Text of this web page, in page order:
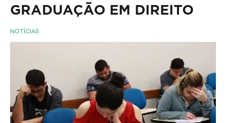
GRADUAÇÃO EM DIREITO
NOTÍCIAS